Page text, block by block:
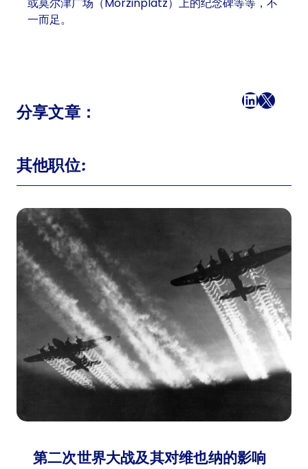
一而足。
分享文章：
LinkedIn
X 电子邮件
其他职位:
第二次世界大战及其对维也纳的影响